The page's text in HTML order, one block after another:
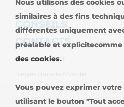
CONSEILS
CONTACTS
Nous contacter
Copyright © 2026 - Carpigiani
Nous utilisons des cookies
similaires à des fins
différentes uniquement
préalable et
des cookies.
Vous pouvez exprimer
utilisant le bouton "Tout